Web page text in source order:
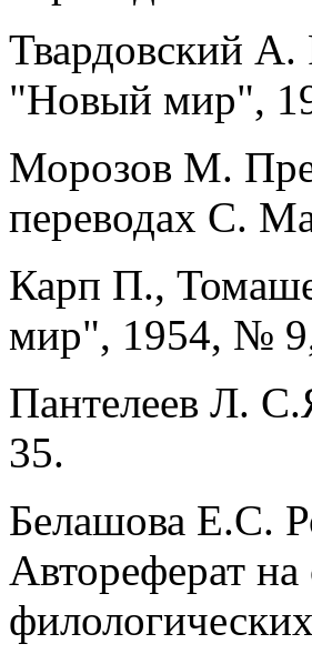
Твардовский
"Новый мир",
Морозов М.
переводах С.
Карп П.,
мир", 1954, №
Пантелеев Л.
35.
Белашова Е.С.
Автореферат на